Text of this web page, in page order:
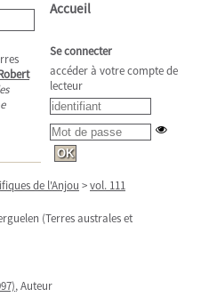
de l'Anjou >vol. 111
(Terres australes et
, Auteur
Accueil
Se connecter
accéder à votre compte de
lecteur